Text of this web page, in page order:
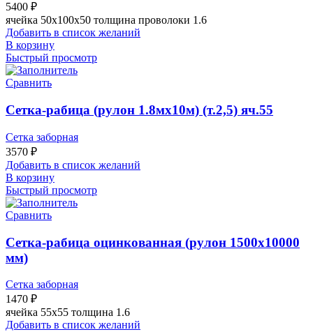
5400 ₽
ячейка 50х100х50 толщина проволоки 1.6
Добавить в список желаний
В корзину
Быстрый просмотр
Сравнить
Сетка-рабица (рулон 1.8мх10м) (т.2,5) яч.55
Сетка заборная
3570 ₽
Добавить в список желаний
В корзину
Быстрый просмотр
Сравнить
Сетка-рабица оцинкованная (рулон 1500х10000
мм)
Сетка заборная
1470 ₽
ячейка 55х55 толщина 1.6
Добавить в список желаний